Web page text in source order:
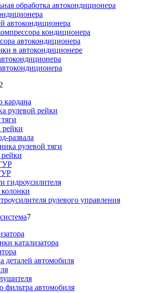
обработка автокондиционера
автокондиционера
кондиционера
автокондиционера
в автокондиционере
кардана
рулевой рейки
рейки
развала
рулевой тяги
гидроусилителя
рулевого управления
7
катализатора
деталей автомобиля
фильтра автомобиля